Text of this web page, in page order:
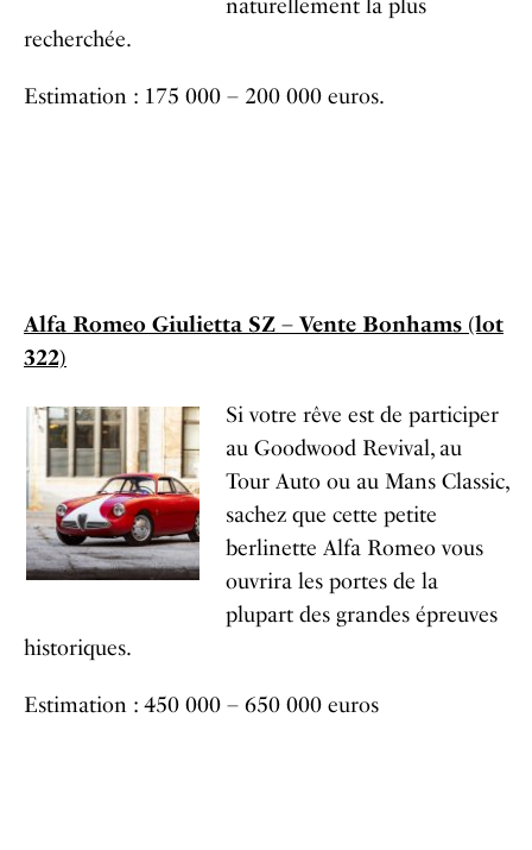
naturellement la plus
recherchée.
Estimation : 175 000 – 200 000 euros.
Alfa Romeo Giulietta SZ – Vente Bonhams (lot
322)
Si votre rêve est de participer
au Goodwood Revival, au
Tour Auto ou au Mans Classic,
sachez que cette petite
berlinette Alfa Romeo vous
ouvrira les portes de la
plupart des grandes épreuves
historiques.
Estimation : 450 000 – 650 000 euros